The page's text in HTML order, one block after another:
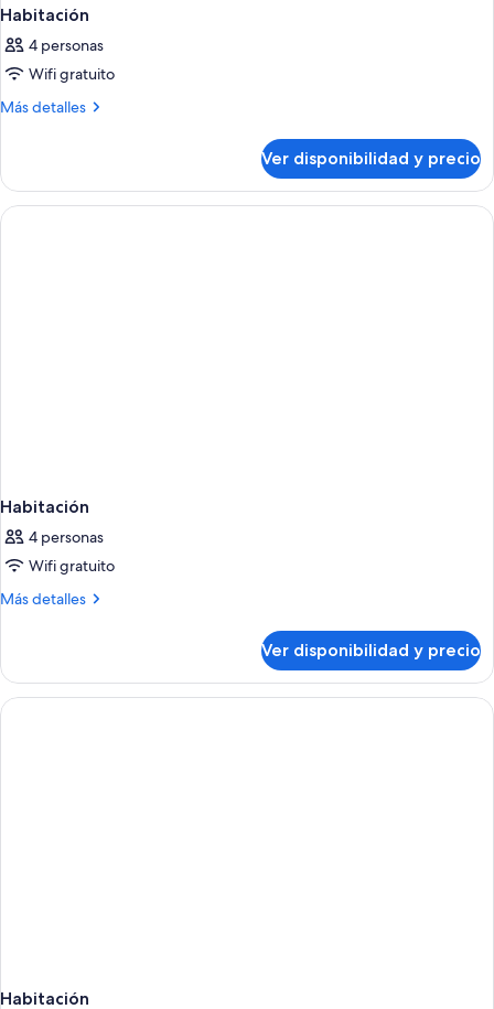
Habitación
4 personas
Wifi gratuito
Más detalles
Más
Ver disponibilidad y precio
Habitación
4 personas
Wifi gratuito
Más detalles
Más
Ver disponibilidad y precio
Habitación